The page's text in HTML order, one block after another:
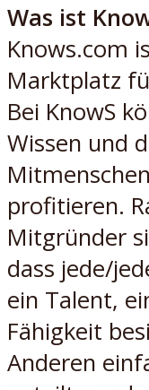
Was ist
Knows.com
Marktplatz
Bei KnowS
Wissen und
profitieren.
Mitgründer
dass jede/
ein Talent,
Fähigkeit
Anderen